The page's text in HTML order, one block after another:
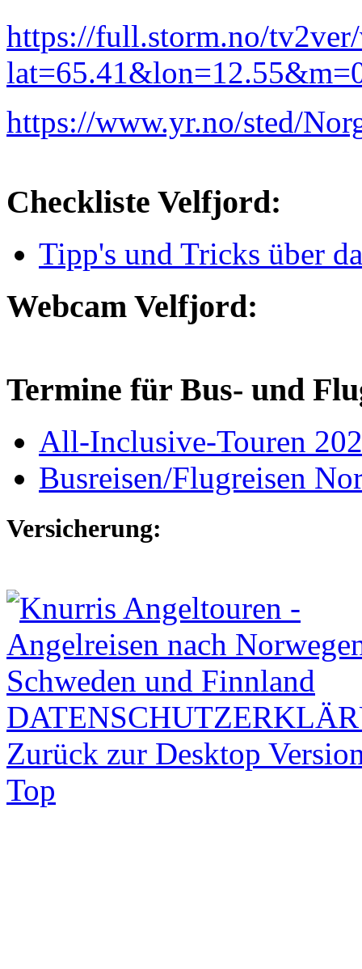
https://full.storm.no/tv2ver/
https://www.yr.no/sted/
Checkliste Velfjord:
Tipp's und Tricks über
Webcam Velfjord:
Termine für Bus- und
All-Inclusive-Touren
Busreisen/Flugreisen
Versicherung:
Zurück zur Desktop
Top